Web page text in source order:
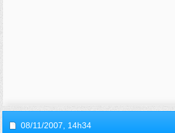
08/11/2007, 14h34